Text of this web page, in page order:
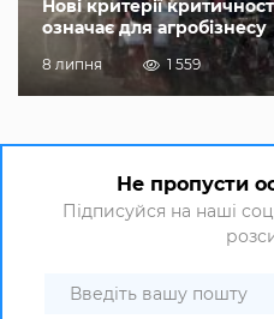
Нові критерії
означає для агробізнесу
8 липня 1 559
Не пропусти
Підписуйся на наші